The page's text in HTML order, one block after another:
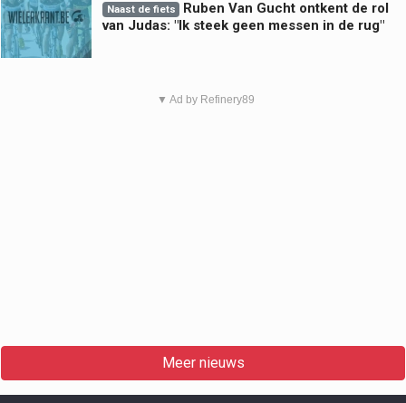
Naast de fiets
Ruben Van Gucht ontkent de rol
van Judas: "Ik steek geen messen in de rug"
▼ Ad by Refinery89
Meer nieuws